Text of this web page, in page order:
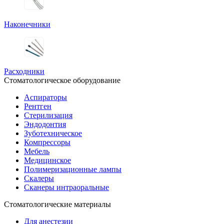
Наконечники
Расходники
Стоматологическое оборудование
Аспираторы
Рентген
Стерилизация
Эндодонтия
Зуботехническое
Компрессоры
Мебель
Медицинское
Полимеризационные лампы
Скалеры
Сканеры интраоральные
Стоматологические материалы
Для анестезии